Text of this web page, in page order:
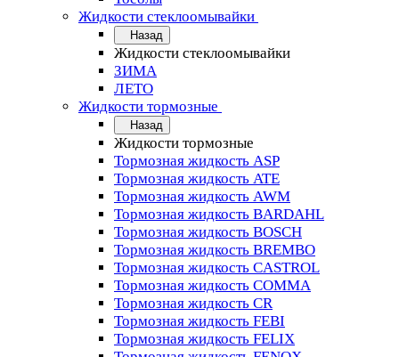
Жидкости стеклоомывайки
Назад
Жидкости стеклоомывайки
ЗИМА
ЛЕТО
Жидкости тормозные
Назад
Жидкости тормозные
Тормозная жидкость ASP
Тормозная жидкость ATE
Тормозная жидкость AWM
Тормозная жидкость BARDAHL
Тормозная жидкость BOSCH
Тормозная жидкость BREMBO
Тормозная жидкость CASTROL
Тормозная жидкость COMMA
Тормозная жидкость CR
Тормозная жидкость FEBI
Тормозная жидкость FELIX